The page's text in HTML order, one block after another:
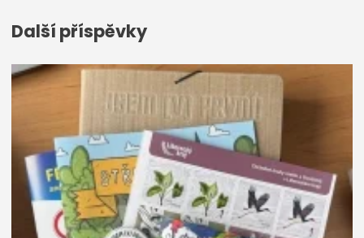
Další příspěvky